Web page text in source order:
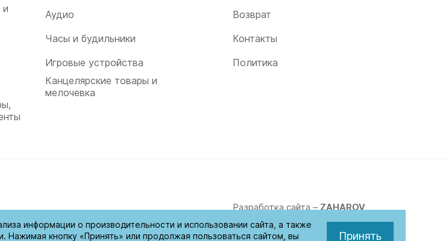
и
Аудио
Часы и будильники
Игровые устройства
Канцелярские товары и
мелочевка
Возврат
Контакты
Политика
Разработка сайта –ZAHAROV
информации о производительности и использовании сайта, а также
кнопку «Принять» или продолжая пользоваться сайтом, вы
Принять